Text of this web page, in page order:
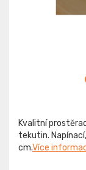
Kvalitní
tekutin.
cm.Více